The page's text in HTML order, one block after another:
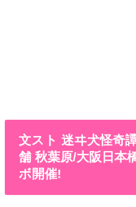
文スト 迷ヰ犬怪奇
舗 秋葉原/大阪日本
ボ開催!